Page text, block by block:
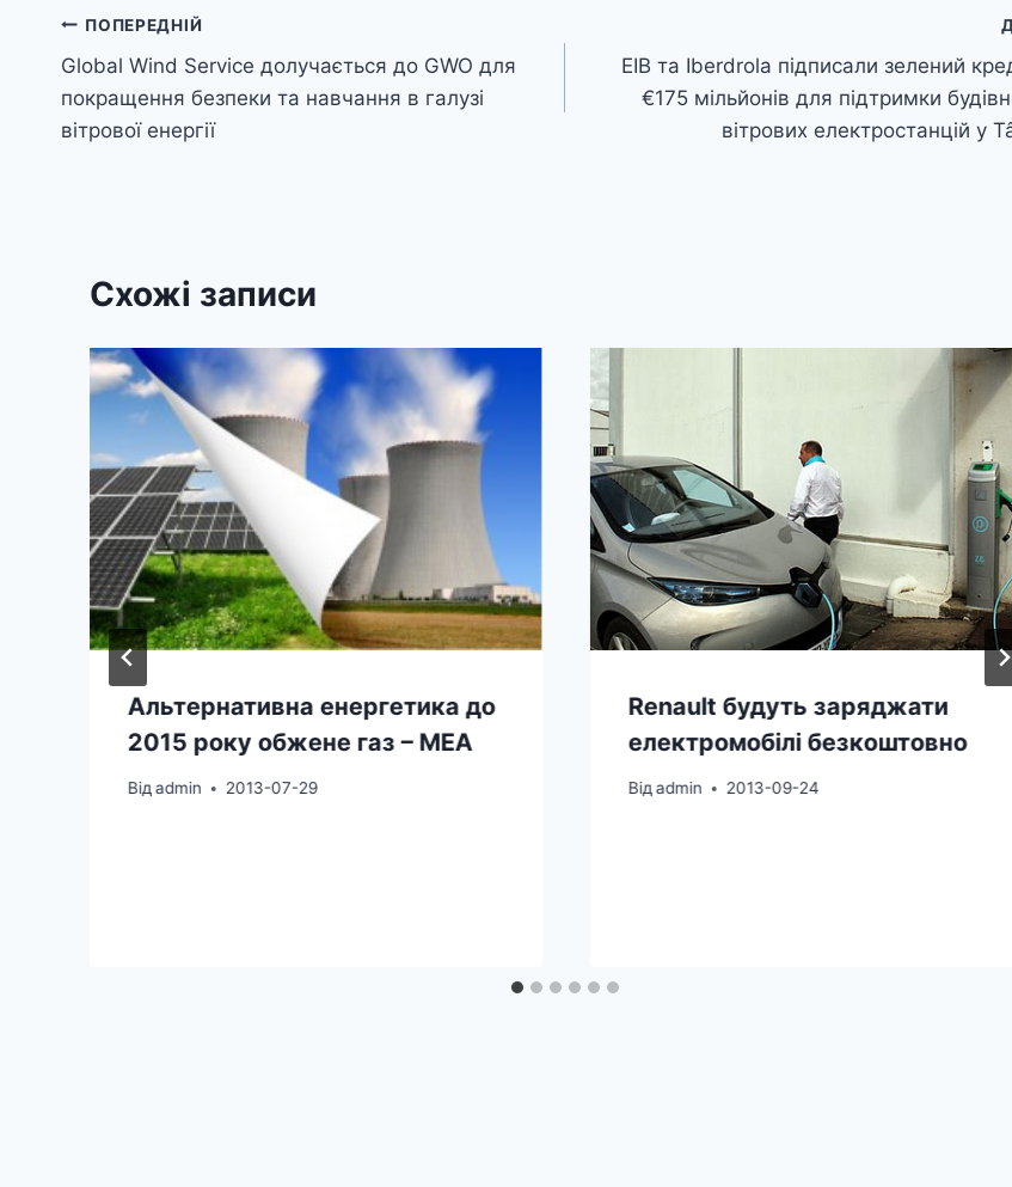
Навігація
записів
ПОПЕРЕДНІЙ
Global Wind Service долучається до GWO для
покращення безпеки та навчання в галузі
вітрової енергії
EIB та Iberdrola підписали зелений
€175 мільйонів для підтримки
вітрових електростанцій у
Схожі записи
Альтернативна енергетика до
2015 року обжене газ – МЕА
Від admin 2013-07-29
Renault будуть заряджати
електромобілі безкоштовно
Від admin 2013-09-24